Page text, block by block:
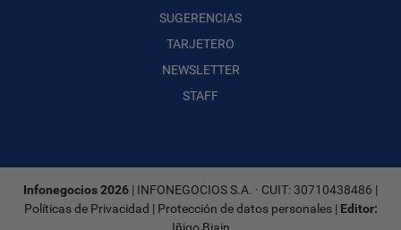
SUGERENCIAS
TARJETERO
NEWSLETTER
STAFF
Infonegocios 2026 | INFONEGOCIOS S.A. · CUIT: 30710438486 |
Políticas de Privacidad | Protección de datos personales| Editor: